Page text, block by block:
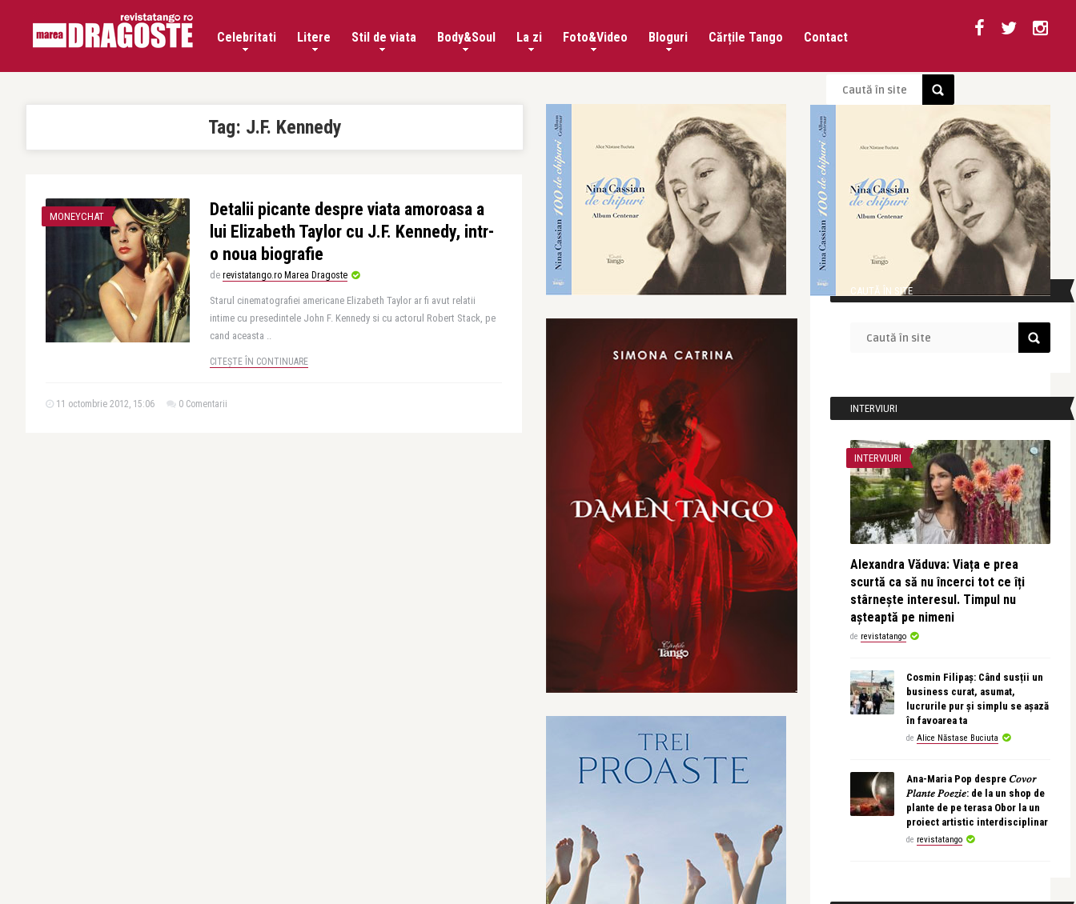
Celebritati Litere Stil de viata Body&Soul La zi Foto&Video Bloguri Cărțile Tango Contact
Tag: J.F. Kennedy
MONEYCHAT
Detalii picante despre viata amoroasa a
lui Elizabeth Taylor cu J.F. Kennedy, intr-
o noua biografie
de revistatango.ro Marea Dragoste
Starul cinematografiei americane Elizabeth Taylor ar fi avut relatii
intime cu presedintele John F. Kennedy si cu actorul Robert Stack, pe
cand aceasta ..
CITEȘTE ÎN CONTINUARE
11 octombrie 2012, 15:06 0 Comentarii
CAUTĂ ÎN SITE
INTERVIURI
INTERVIURI
Alexandra Văduva: Viața e prea
scurtă ca să nu încerci tot ce îți
stârnește interesul. Timpul nu
așteaptă pe nimeni
de revistatango
Cosmin Filipaș: Când susții un
business curat, asumat,
lucrurile pur și simplu se așază
în favoarea ta
de Alice Năstase Buciuta
Ana-Maria Pop despre 𝐶𝑜𝑣𝑜𝑟
𝑃𝑙𝑎𝑛𝑡𝑒 𝑃𝑜𝑒𝑧𝑖𝑒: de la un shop de
plante de pe terasa Obor la un
proiect artistic interdisciplinar
de revistatango